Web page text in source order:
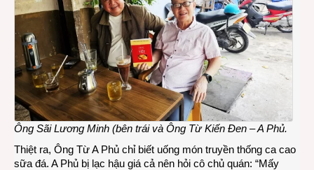
Ông Sãi Lương Minh (bên trái và Ông Từ Kiến Đen – A Phủ.
Thiệt ra, Ông Từ A Phủ chỉ biết uống món truyền thống ca cao
sữa đá. A Phủ bị lạc hậu giá cả nên hỏi cô chủ quán: “Mấy